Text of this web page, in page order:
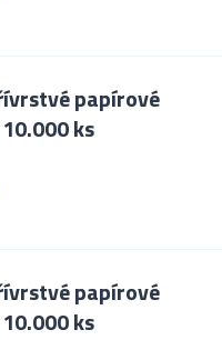
papírové
ks
papírové
ks